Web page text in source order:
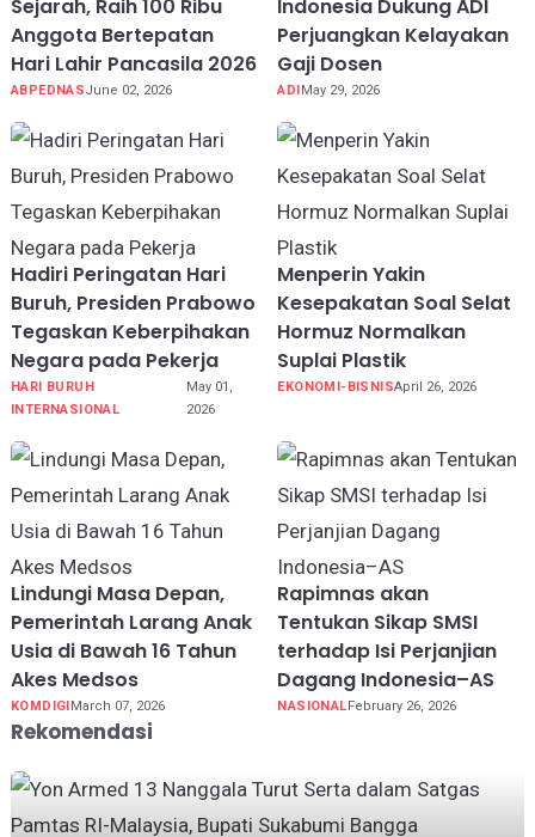
Sejarah, Raih 100 Ribu
Anggota Bertepatan
Hari Lahir Pancasila 2026
ABPEDNASJune 02, 2026
Indonesia Dukung ADI
Perjuangkan Kelayakan
Gaji Dosen
ADIMay 29, 2026
Hadiri Peringatan Hari
Buruh, Presiden Prabowo
Tegaskan Keberpihakan
Negara pada Pekerja
HARI BURUH
INTERNASIONAL
May 01,
2026
Menperin Yakin
Kesepakatan Soal Selat
Hormuz Normalkan
Suplai Plastik
EKONOMI-BISNISApril 26, 2026
Lindungi Masa Depan,
Pemerintah Larang Anak
Usia di Bawah 16 Tahun
Akes Medsos
KOMDIGIMarch 07, 2026
Rapimnas akan
Tentukan Sikap SMSI
terhadap Isi Perjanjian
Dagang Indonesia–AS
NASIONALFebruary 26, 2026
Rekomendasi